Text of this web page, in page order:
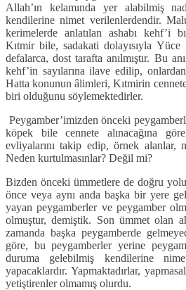
Allah’ın kelamında yer alabilmiş
kendilerine nimet verilenlerdendir.
kerimelerde anlatılan ashabı kehf’i
Kıtmir bile, sadakati dolayısıyla Yüce
defalarca, dost tarafta anılmıştır. Bu
kehf’in sayılarına ilave edilip,
Hatta konunun âlimleri, Kıtmirin
biri olduğunu söylemektedirler.
Peygamber’imizden önceki
köpek bile cennete alınacağına
evliyalarını takip edip, örnek alanlar,
Neden kurtulmasınlar? Değil mi?
Bizden önceki ümmetlere de doğru
önce veya aynı anda başka bir yere
yayan peygamberler ve peygamber
olmuştur, demiştik. Son ümmet olan
zamanda başka peygamberde
göre, bu peygamberler yerine
duruma gelebilmiş kendilerine
yapacaklardır. Yapmaktadırlar,
yetiştirenler olmamış olurdu.